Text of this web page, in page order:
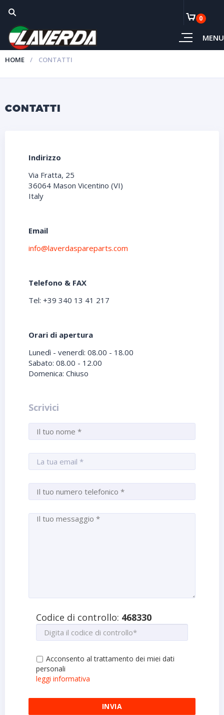
MENU
0
HOME CONTATTI
CONTATTI
Indirizzo
Via Fratta, 25
36064 Mason Vicentino (VI)
Italy
Email
info@laverdaspareparts.com
Telefono & FAX
Tel: +39 340 13 41 217
Orari di apertura
Lunedì - venerdì: 08.00 - 18.00
Sabato: 08.00 - 12.00
Domenica: Chiuso
Scrivici
Codice di controllo: 468330
Acconsento al trattamento dei miei dati
personali
leggi informativa